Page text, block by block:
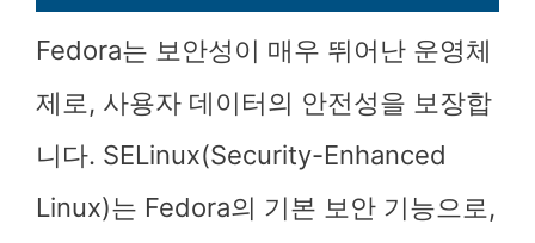
Fedora는 보안성이 매우 뛰어난 운영체
제로, 사용자 데이터의 안전성을 보장합
니다. SELinux(Security-Enhanced
Linux)는 Fedora의 기본 보안 기능으로,